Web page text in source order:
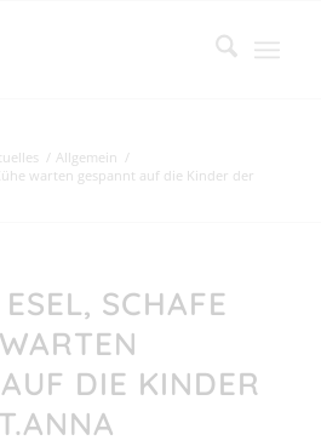
/ Allgemein /
warten gespannt auf die Kinder der
SCHAFE
DIE KINDER